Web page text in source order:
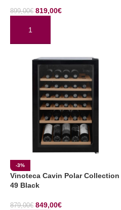
899,00€ 819,00€
AÑADIR AL CARRITO
-3%
Vinoteca Cavin Polar Collection
49 Black
879,00€ 849,00€